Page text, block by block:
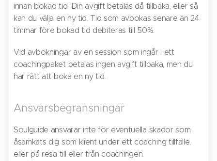
innan bokad tid. Din avgift betalas då tillbaka, eller så
kan du välja en ny tid. Tid som avbokas senare än 24
timmar före bokad tid debiteras till 50%.
Vid avbokningar av en session som ingår i ett
coachingpaket betalas ingen avgift tillbaka, men du
har rätt att boka en ny tid.
Ansvarsbegränsningar
Soulguide ansvarar inte för eventuella skador som
åsamkats dig som klient under ett coaching tillfälle,
eller på resa till eller från coachingen.